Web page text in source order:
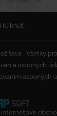
kliknúť.
Všetky
osobných
osobných